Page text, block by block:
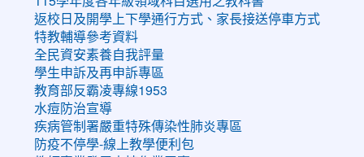
返校日及開學上下學通行方式、家長接送停車方式
特教輔導參考資料
全民資安素養自我評量
學生申訴及再申訴專區
教育部反霸凌專線1953
水痘防治宣導
疾病管制署嚴重特殊傳染性肺炎專區
防疫不停學-線上教學便利包